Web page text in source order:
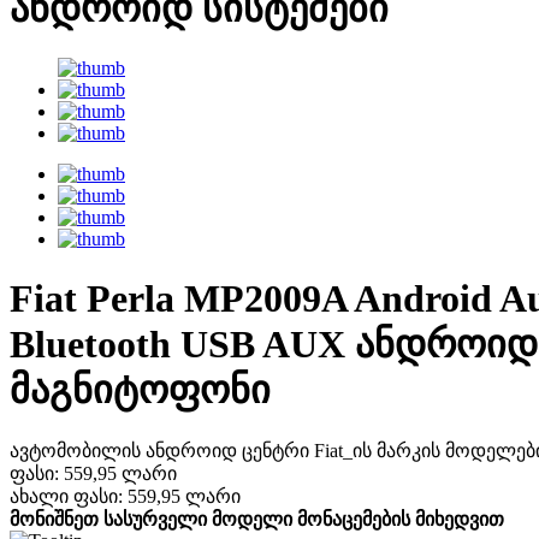
ანდროიდ სისტემები
Fiat Perla MP2009A Android
Bluetooth USB AUX
მაგნიტოფონი
ავტომობილის ანდროიდ ცენტრი Fiat_ის მარკის
ფასი: 559,95 ლარი
ახალი ფასი: 559,95 ლარი
მონიშნეთ სასურველი მოდელი მონაცემების მიხედვით